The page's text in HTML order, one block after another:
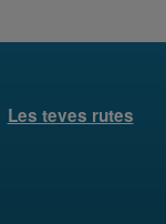
Les teves rutes